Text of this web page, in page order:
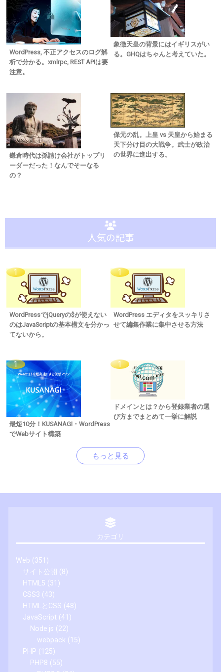
WordPress, 不正アクセスのログ解
析で分かる。xmlrpc, REST APIは要
注意。
象徴天皇の背景にはイギリスがい
る。GHQはちゃんと考えていた。
鎌倉時代は孫請け会社がトップリ
ーダーだった！なんでそーなる
の？
保元の乱。上皇 vs 天皇から始まる
天下分け目の大戦争。武士が政治
の世界に進出する。
人気の記事
WordPressでjQueryの$が使えない
のはJavaScriptの基本構文を分かっ
てないから。
WordPress エディタをスッキリさ
せて編集作業に集中させる方法
最短10分！KUSANAGI・WordPress
でWebサイト構築
ドメインとは？から登録業者の選
び方までまとめて一挙に解説
もっと見る
カテゴリ
Web (351)
サイト公開 (8)
HTML5 (31)
CSS3 (43)
HTMLとCSS (48)
JavaScript (41)
Node.js (22)
webpack (15)
PHP (125)
PHP8 (55)